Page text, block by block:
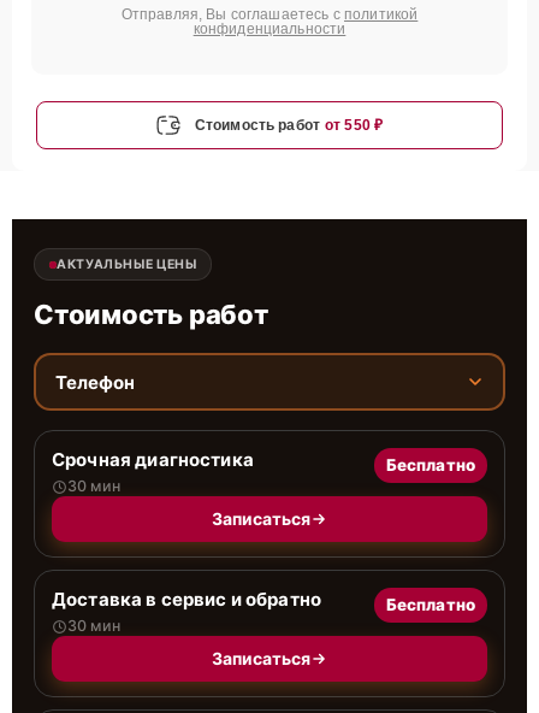
Отправляя, Вы соглашаетесь с политикой
конфиденциальности
Стоимость работ от 550 ₽
АКТУАЛЬНЫЕ ЦЕНЫ
Стоимость работ
Телефон
Срочная диагностика
30 мин
Бесплатно
Записаться
Доставка в сервис и обратно
30 мин
Бесплатно
Записаться